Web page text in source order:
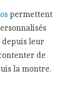
permettent
depuis leur
de
la montre.